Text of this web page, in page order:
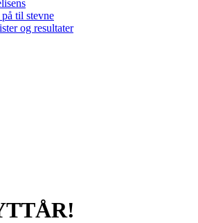
til stevne
og resultater